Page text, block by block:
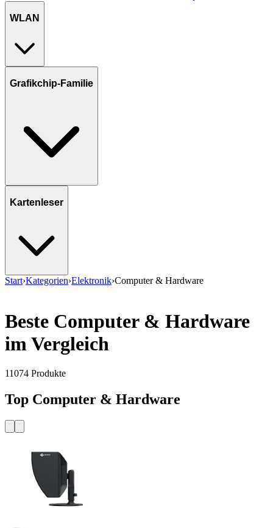
WLAN
Grafikchip-Familie
Kartenleser
Start›Kategorien›Elektronik›Computer & Hardware
Beste Computer & Hardware
im Vergleich
11074 Produkte
Top Computer & Hardware